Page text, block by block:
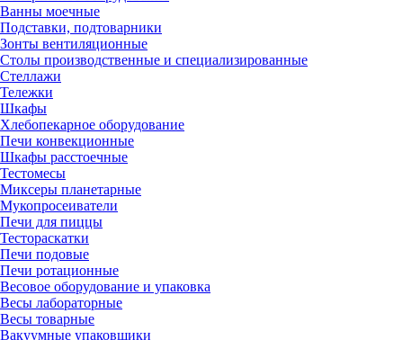
Ванны моечные
Подставки, подтоварники
Зонты вентиляционные
Столы производственные и специализированные
Стеллажи
Тележки
Шкафы
Хлебопекарное оборудование
Печи конвекционные
Шкафы расстоечные
Тестомесы
Миксеры планетарные
Мукопросеиватели
Печи для пиццы
Тестораскатки
Печи подовые
Печи ротационные
Весовое оборудование и упаковка
Весы лабораторные
Весы товарные
Вакуумные упаковщики